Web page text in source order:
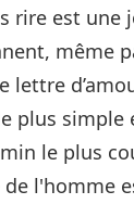
rire est une
même
lettre
plus
le plus
de l'homme